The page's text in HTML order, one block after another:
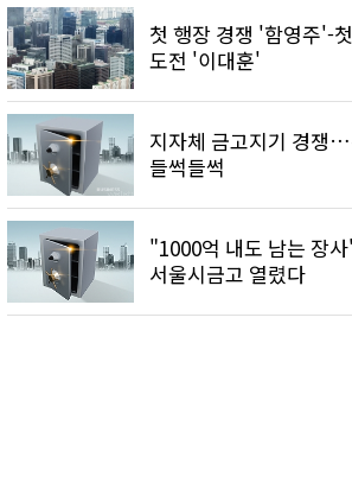
첫 행장 경쟁 '함영주'-
도전 '이대훈'
지자체 금고지기 경쟁
들썩들썩
"1000억 내도 남는 장
서울시금고 열렸다